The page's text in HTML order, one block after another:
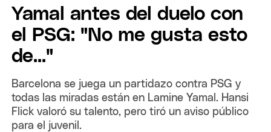
Yamal antes del duelo con
el PSG: "No me gusta esto
de..."
Barcelona se juega un partidazo contra PSG y
todas las miradas están en Lamine Yamal. Hansi
Flick valoró su talento, pero tiró un aviso público
para el juvenil.